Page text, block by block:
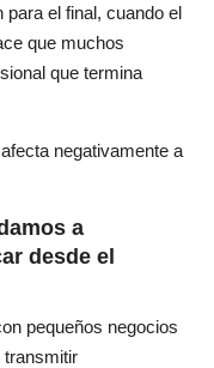
para el final, cuando el
que muchos
que termina
negativamente a
a
desde el
pequeños negocios
transmitir